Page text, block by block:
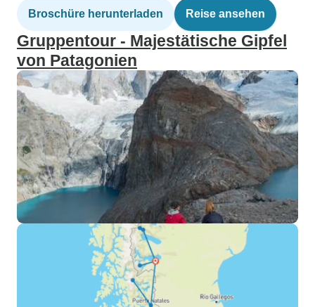
Broschüre herunterladen Reise ansehen
Gruppentour - Majestätische Gipfel
von Patagonien